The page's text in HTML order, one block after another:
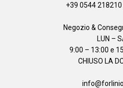
+39 0544 218210
Negozio &
LUN –
9:00 – 13:00 e
CHIUSO LA